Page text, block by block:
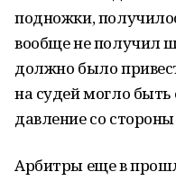
подножки,
вообще не получил
должно было
на судей могло быть
давление со
Арбитры еще в